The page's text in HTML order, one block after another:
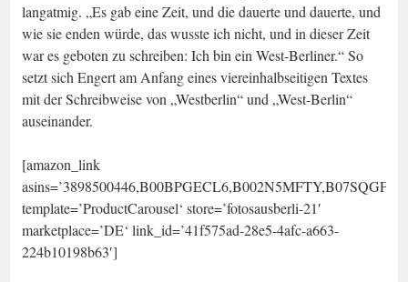
langatmig. „Es gab eine Zeit, und die dauerte und dauerte, und
wie sie enden würde, das wusste ich nicht, und in dieser Zeit
war es geboten zu schreiben: Ich bin ein West-Berliner.“ So
setzt sich Engert am Anfang eines viereinhalbseitigen Textes
mit der Schreibweise von „Westberlin“ und „West-Berlin“
auseinander.
[amazon_link
template=’ProductCarousel‘ store=’fotosausberli-21′
marketplace=’DE‘ link_id=’41f575ad-28e5-4afc-a663-
224b10198b63′]